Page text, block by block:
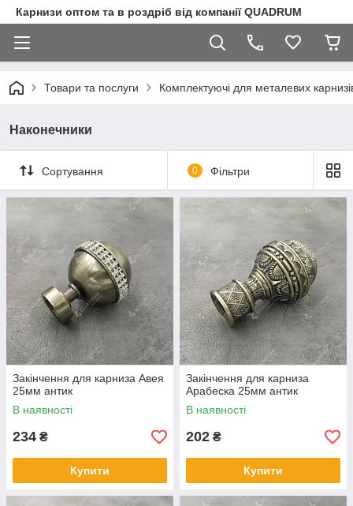
Карнизи оптом та в роздріб від компанії QUADRUM
Товари та послуги Комплектуючі для металевих
Наконечники
Сортування 0 Фільтри
Закінчення для карниза Авея
25мм антик
В наявності
234 ₴
Купити
Закінчення для карниза
Арабеска 25мм антик
В наявності
202 ₴
Купити